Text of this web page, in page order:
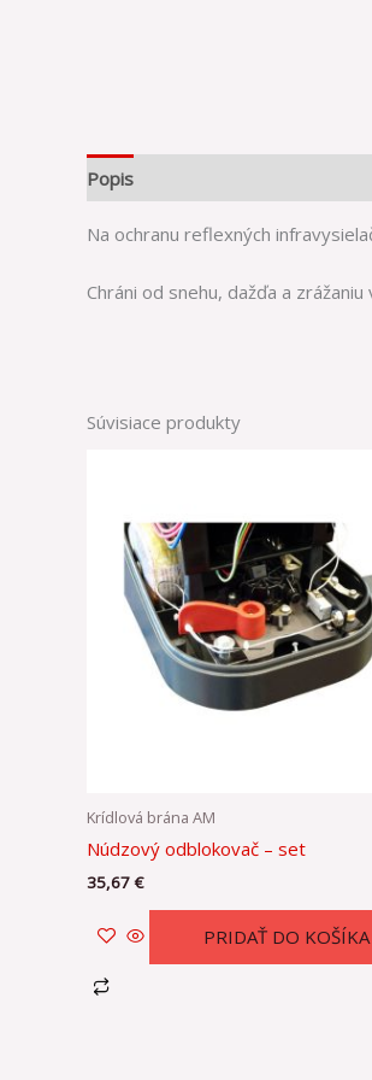
Popis
Na ochranu reflexných
Chráni od snehu, dažďa a zrážaniu
Súvisiace produkty
Krídlová brána AM
Núdzový odblokovač – set
35,67€
PRIDAŤ DO KOŠÍKA